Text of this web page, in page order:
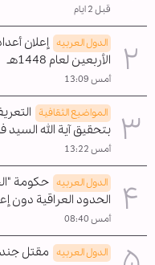
قبل 2 ايام
الدول العربیه إعلان
الأربعين لعام 1448هـ
أمس 13:09
المواضیع الثقافية
بتحقيق آية الله السيد
أمس 13:22
الدول العربیه حكومة
الحدود العراقية دون
أمس 08:40
الدول العربیه مقتل